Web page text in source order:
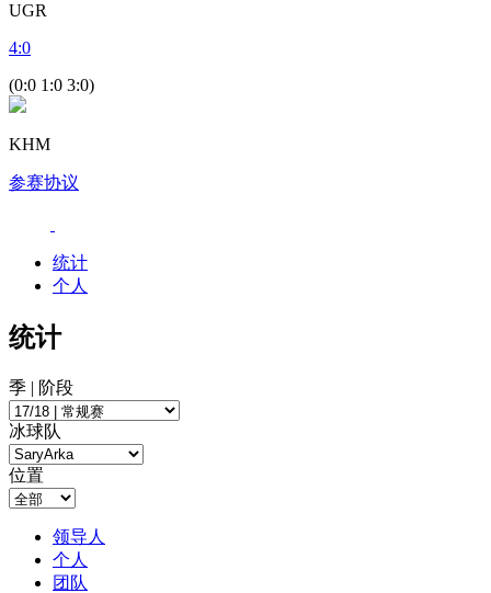
UGR
4:0
(0:0 1:0 3:0)
KHM
参赛协议
统计
个人
统计
季 | 阶段
冰球队
位置
领导人
个人
团队